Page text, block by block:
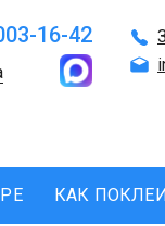
16-42
КАК